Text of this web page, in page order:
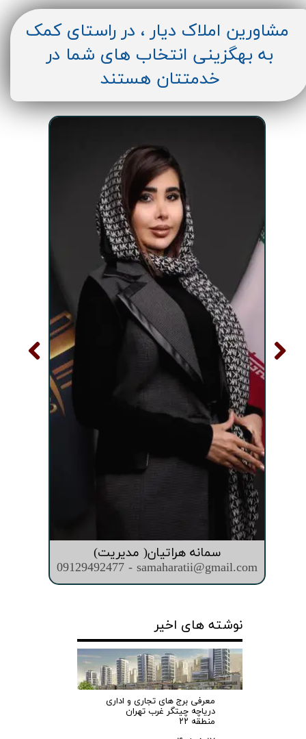
سمانه هراتیان( مدیریت)
09129492477 - samaharatii@gmail.com
مشاورین املاک دیار ، در راستای کمک
به بهگزینی انتخاب های شما در
خدمتتان هستند
نوشته های اخیر
معرفی برج های تجاری و اداری
دریاچه چیتگر غرب تهران
منطقه ۲۲